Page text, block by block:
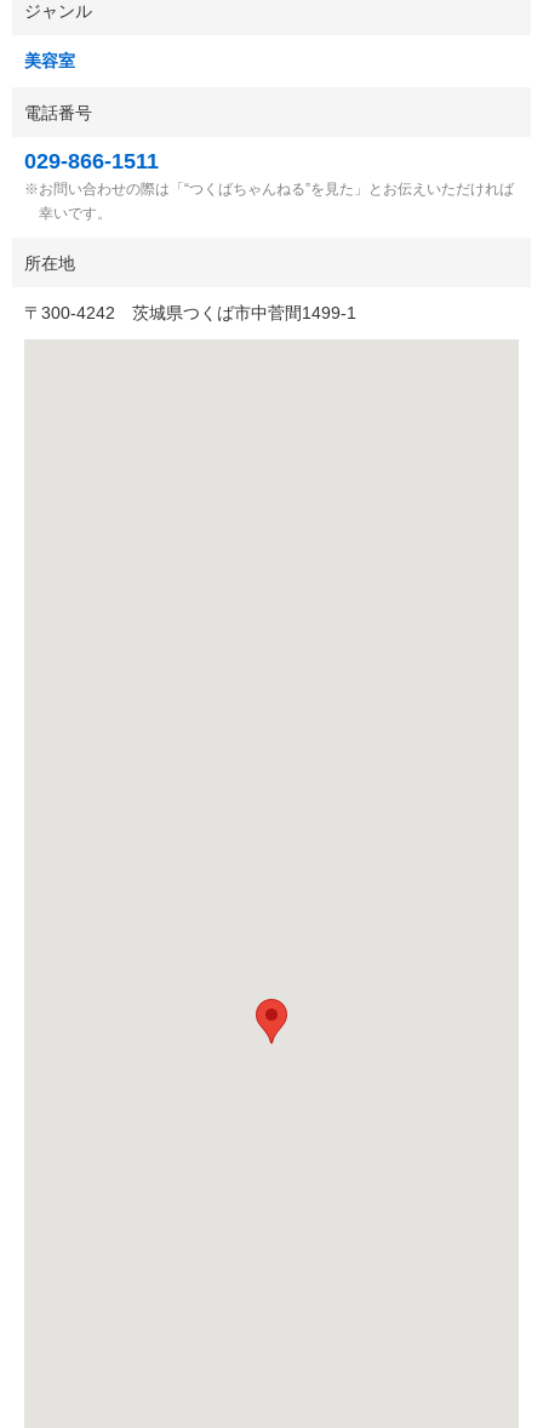
ジャンル
美容室
電話番号
029-866-1511
お問い合わせの際は「“つくばちゃんねる”を見た」とお伝えいただければ
幸いです。
所在地
〒 300-4242 茨城県つくば市中菅間1499-1